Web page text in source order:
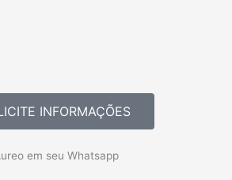
INFORMAÇÕES
em seu Whatsapp